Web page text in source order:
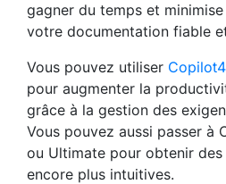
gagner du temps et
votre documentation fiable
Vous pouvez utiliser
pour augmenter la
grâce à la gestion des
Vous pouvez aussi passer à
ou Ultimate pour obtenir
encore plus intuitives.